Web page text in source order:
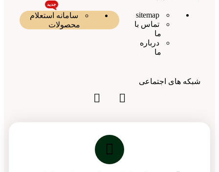
تماس با
ما
درباره
ما
سامانه استعلام
محصولات
جدید
شبکه های اجتماعی